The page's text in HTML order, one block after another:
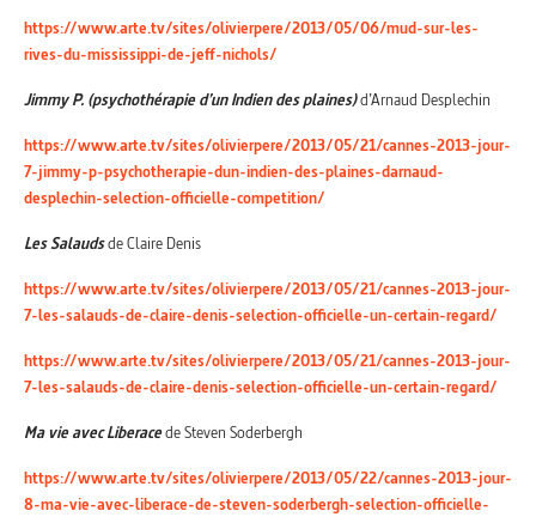
https://www.arte.tv/sites/olivierpere/2013/05/06/mud-sur-les-
rives-du-mississippi-de-jeff-nichols/
Jimmy P. (psychothérapie d’un Indien des plaines)d’Arnaud Desplechin
https://www.arte.tv/sites/olivierpere/2013/05/21/cannes-2013-jour-
7-jimmy-p-psychotherapie-dun-indien-des-plaines-darnaud-
desplechin-selection-officielle-competition/
Les Salaudsde Claire Denis
https://www.arte.tv/sites/olivierpere/2013/05/21/cannes-2013-jour-
7-les-salauds-de-claire-denis-selection-officielle-un-certain-regard/
https://www.arte.tv/sites/olivierpere/2013/05/21/cannes-2013-jour-
7-les-salauds-de-claire-denis-selection-officielle-un-certain-regard/
Ma vie avec Liberacede Steven Soderbergh
https://www.arte.tv/sites/olivierpere/2013/05/22/cannes-2013-jour-
8-ma-vie-avec-liberace-de-steven-soderbergh-selection-officielle-